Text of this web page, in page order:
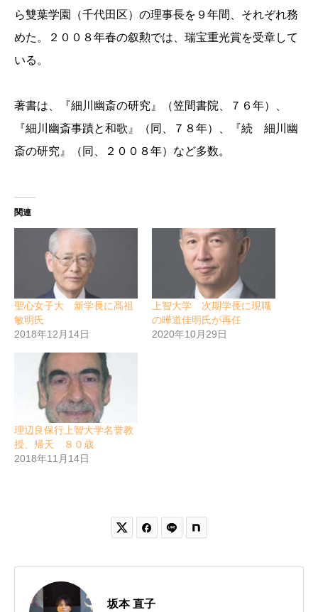
ら雙葉学園（千代田区）の理事長を９年間、それぞれ務
めた。２００８年春の叙勲では、瑞宝重光賞を受章して
いる。
著書は、『細川幽斎の研究』（笠間書院、７６年）、
『細川幽斎事蹟と和歌』（同、７８年）、『続 細川幽
斎の研究』（同、２００８年）など多数。
関連
聖心女子大 新学長に髙祖
敏明氏
2018年12月14日
上智大学 次期学長に現職
の曄道佳明氏が再任
2020年10月29日
理辺良保行上智大学名誉教
授、帰天 ８０歳
2018年11月14日
 
坂本 直子